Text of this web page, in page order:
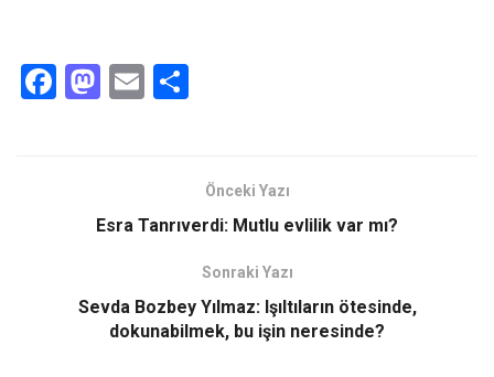
F
M
d
n
E
Önceki Yazı
Esra Tanrıverdi: Mutlu evlilik var mı?
Sonraki Yazı
Sevda Bozbey Yılmaz: Işıltıların ötesinde,
dokunabilmek, bu işin neresinde?